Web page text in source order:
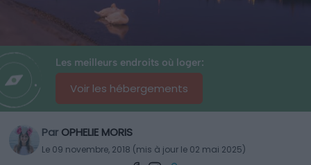
Les meilleurs endroits où loger:
Voir les hébergements
Par OPHELIE MORIS
Le 09 novembre, 2018 (mis à jour le 02 mai 2025)